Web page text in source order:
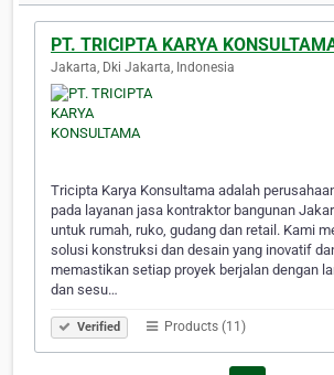
PT. TRICIPTA KARYA
Jakarta, Dki Jakarta, Indonesia
Tricipta Karya Konsultama adalah
pada layanan jasa kontraktor bangunan
untuk rumah, ruko, gudang dan retail. Kami
solusi konstruksi dan desain yang inovatif
memastikan setiap proyek berjalan dengan
dan sesu…
Verified Products (11)